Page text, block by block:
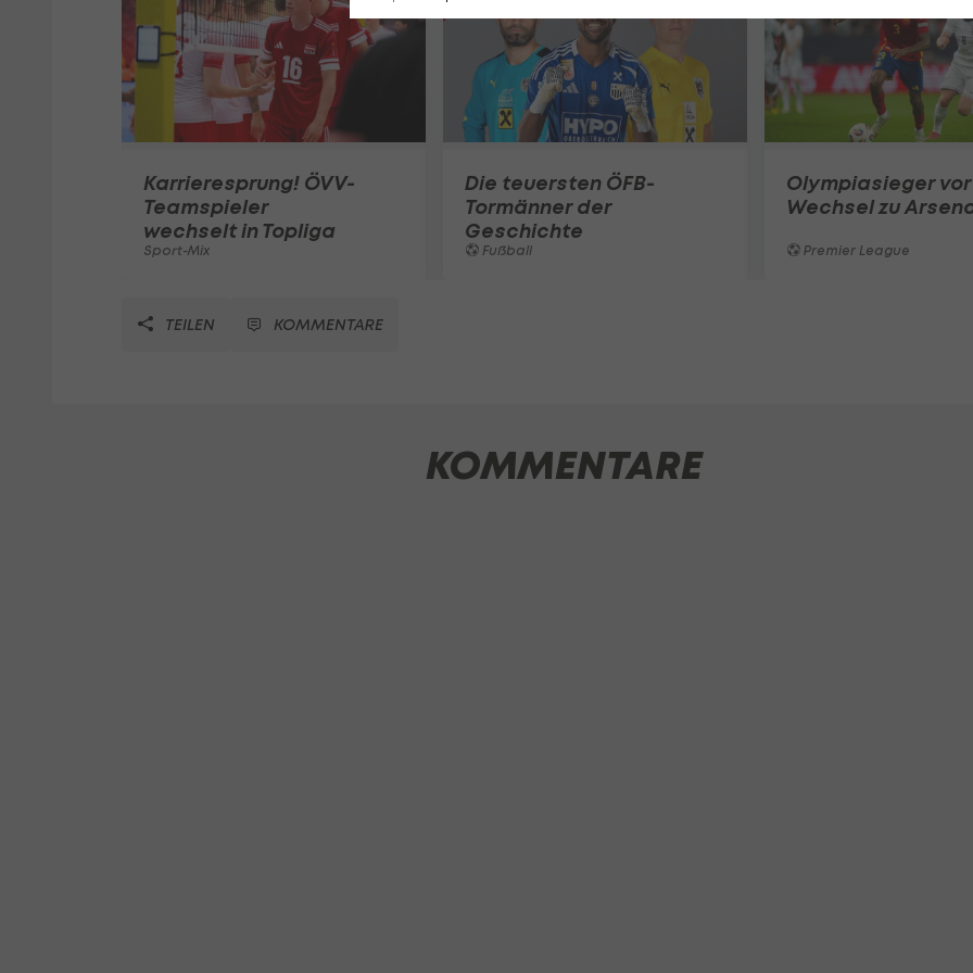
Karrieresprung! ÖVV-
Teamspieler
wechselt in Topliga
Sport-Mix
Die teuersten ÖFB-
Tormänner der
Geschichte
Fußball
Olympiasieger vor
Wechsel zu
Premier League
TEILEN KOMMENTARE
KOMMENTARE